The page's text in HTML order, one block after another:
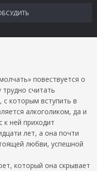
повествуется о
считать
которым вступить в
алкоголиком, да и
к ней приходит
лет, а она почти
любви, успешной
который она скрывает